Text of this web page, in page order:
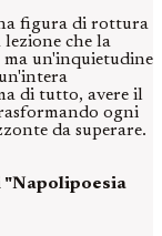
figura di rottura
lezione che la
ma un'inquietudine
di tutto, avere il
ogni
da superare.
"Napolipoesia